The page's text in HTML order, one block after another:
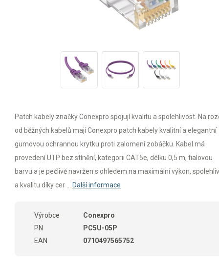
Patch kabely značky Conexpro spojují kvalitu a spolehlivost. Na
od běžných kabelů mají Conexpro patch kabely kvalitní a elegantní
gumovou ochrannou krytku proti zalomení zobáčku. Kabel má
provedení UTP bez stínění, kategorii CAT5e, délku 0,5 m, fialovou
barvu a je pečlivě navržen s ohledem na maximální výkon,
a kvalitu díky cer ...
Další informace
Výrobce
Conexpro
PN
PC5U-05P
EAN
0710497565752